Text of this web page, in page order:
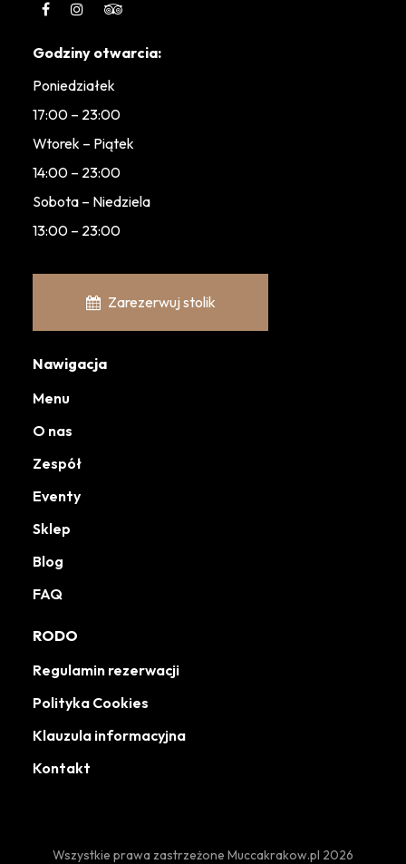
Nawigacja
Menu
O nas
Zespół
Eventy
Sklep
Blog
FAQ
RODO
Regulamin rezerwacji
Polityka Cookies
Klauzula informacyjna
Kontakt
Godziny otwarcia:
Poniedziałek
17:00 – 23:00
Wtorek – Piątek
14:00 – 23:00
Sobota – Niedziela
13:00 – 23:00
Zarezerwuj stolik
Wszystkie prawa zastrzeżone Muccakrakow.pl 2026